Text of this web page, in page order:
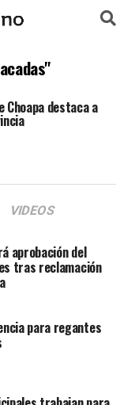
Choapa destaca a
VIDEOS
aprobación del
tras reclamación
para regantes